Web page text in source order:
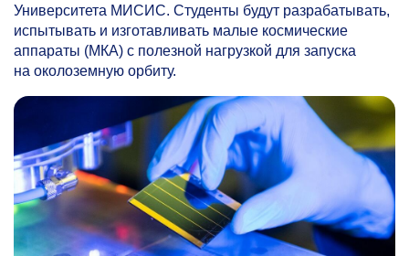
Университета МИСИС. Студенты будут разрабатывать,
испытывать и изготавливать малые космические
аппараты (МКА) с полезной нагрузкой для запуска
на околоземную орбиту.